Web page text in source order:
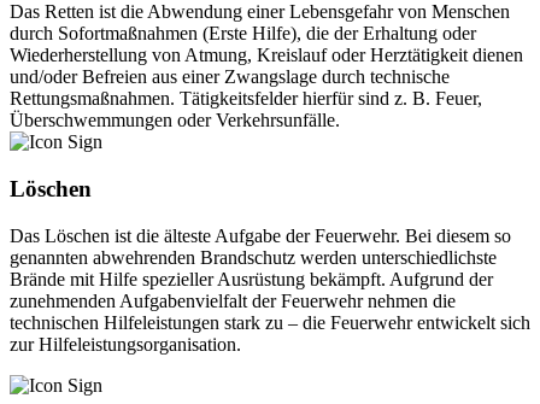
Das Retten ist die Abwendung einer Lebensgefahr von Menschen
durch Sofortmaßnahmen (Erste Hilfe), die der Erhaltung oder
Wiederherstellung von Atmung, Kreislauf oder Herztätigkeit dienen
und/oder Befreien aus einer Zwangslage durch technische
Rettungsmaßnahmen. Tätigkeitsfelder hierfür sind z. B. Feuer,
Überschwemmungen oder Verkehrsunfälle.
Löschen
Das Löschen ist die älteste Aufgabe der Feuerwehr. Bei diesem so
genannten abwehrenden Brandschutz werden unterschiedlichste
Brände mit Hilfe spezieller Ausrüstung bekämpft. Aufgrund der
zunehmenden Aufgabenvielfalt der Feuerwehr nehmen die
technischen Hilfeleistungen stark zu – die Feuerwehr entwickelt sich
zur Hilfeleistungsorganisation.